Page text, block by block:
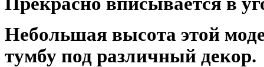
Небольшая высота этой
тумбу под различный декор.